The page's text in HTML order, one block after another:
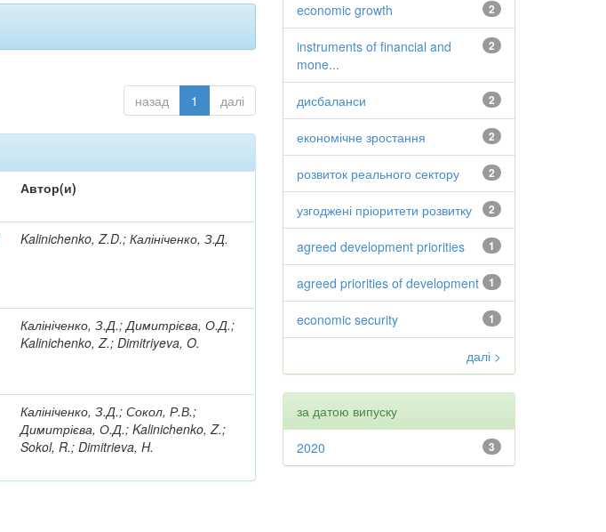
назад 1 далі
Автор(и)
Kalinichenko, Z.D.; Калініченко, З.Д.
Калініченко, З.Д.; Димитрієва, О.Д.;
Kalinichenko, Z.; Dimitriyeva, O.
Калініченко, З.Д.; Сокол, Р.В.;
Димитрієва, О.Д.; Kalinichenko, Z.;
Sokol, R.; Dimitrieva, H.
2
economic growth
2
instruments of financial and
mone...
2
дисбаланси
2
економічне зростання
2
розвиток реального сектору
2
узгоджені пріоритети розвитку
1
agreed development priorities
1
agreed priorities of development
1
economic security
далі >
за датою випуску
3
2020